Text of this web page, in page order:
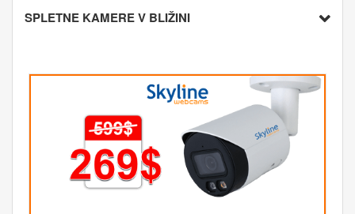
SPLETNE KAMERE V BLIŽINI